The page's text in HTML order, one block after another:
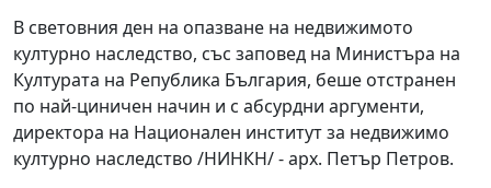
В световния ден на опазване на недвижимото
културно наследство, със заповед на Министъра на
Културата на Република България, беше отстранен
по най-циничен начин и с абсурдни аргументи,
директора на Национален институт за недвижимо
културно наследство /НИНКН/ - арх. Петър Петров.